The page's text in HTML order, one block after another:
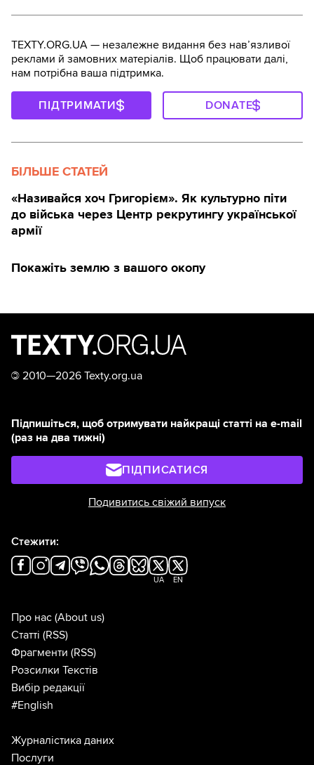
TEXTY.ORG.UA — незалежне видання без навʼязливої
реклами й замовних матеріалів. Щоб працювати далі,
нам потрібна ваша підтримка.
ПІДТРИМАТИ DONATE
БІЛЬШЕ СТАТЕЙ
«Називайся хоч Григорієм». Як культурно піти
до війська через Центр рекрутингу української
армії
Покажіть землю з вашого окопу
© 2010—2026 Texty.org.ua
Підпишіться, щоб отримувати найкращі статті на e-mail
(раз на два тижні)
ПІДПИСАТИСЯ
Подивитись свіжий випуск
Стежити:
UA EN
Про нас (About us)
Статті (RSS)
Фрагменти (RSS)
Розсилки Текстів
Вибір редакції
#English
Журналістика даних
Послуги